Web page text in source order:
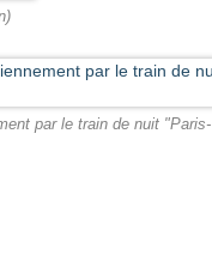
par le train de nuit "Paris-